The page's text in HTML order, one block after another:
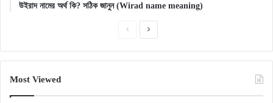
উইরাদ নামের অর্থ কি? সঠিক জানুন (Wirad name meaning)
PreviousNext
Most Viewed